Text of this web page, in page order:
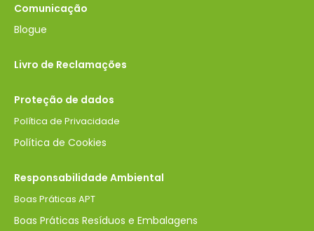
Comunicação
Blogue
Livro de Reclamações
Proteção de dados
Política de Privacidade
Política de Cookies
Responsabilidade Ambiental
Boas Práticas APT
Boas Práticas Resíduos e Embalagens